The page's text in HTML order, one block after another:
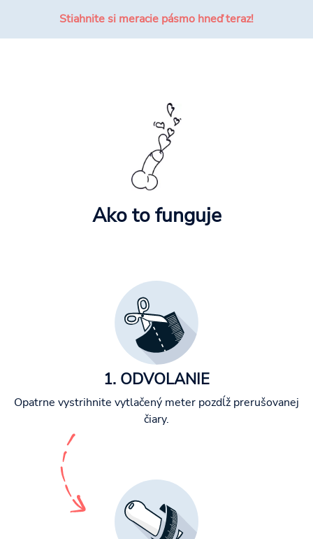
Stiahnite si meracie pásmo hneď teraz!
Ako to funguje
1. ODVOLANIE
Opatrne vystrihnite vytlačený meter pozdĺž prerušovanej
čiary.